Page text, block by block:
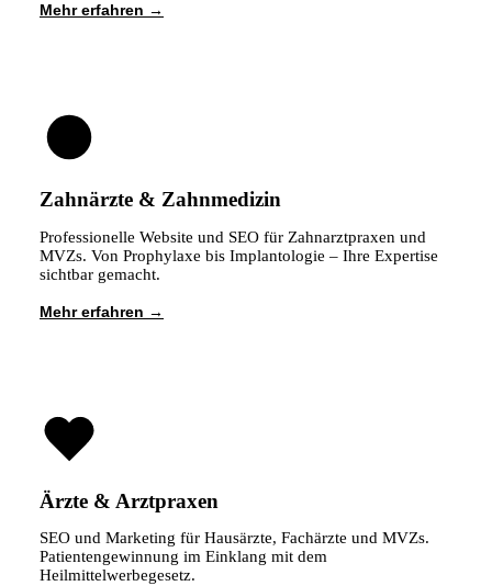
Mehr erfahren
Zahnärzte & Zahnmedizin
Professionelle Website und SEO für Zahnarztpraxen und
MVZs. Von Prophylaxe bis Implantologie – Ihre Expertise
sichtbar gemacht.
Mehr erfahren
Ärzte & Arztpraxen
SEO und Marketing für Hausärzte, Fachärzte und MVZs.
Patientengewinnung im Einklang mit dem
Heilmittelwerbegesetz.